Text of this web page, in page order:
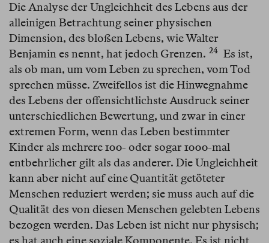
Die Analyse der Ungleichheit des Lebens aus der
alleinigen Betrachtung seiner physischen
Dimension, des bloßen Lebens, wie Walter
Benjamin es nennt, hat jedoch Grenzen.⁠ 24 Es ist,
als ob man, um vom Leben zu sprechen, vom Tod
sprechen müsse. Zweifellos ist die Hinwegnahme
des Lebens der offensichtlichste Ausdruck seiner
unterschiedlichen Bewertung, und zwar in einer
extremen Form, wenn das Leben bestimmter
Kinder als mehrere 100- oder sogar 1000-mal
entbehrlicher gilt als das anderer. Die Ungleichheit
kann aber nicht auf eine Quantität getöteter
Menschen reduziert werden; sie muss auch auf die
Qualität des von diesen Menschen gelebten Lebens
bezogen werden. Das Leben ist nicht nur physisch;